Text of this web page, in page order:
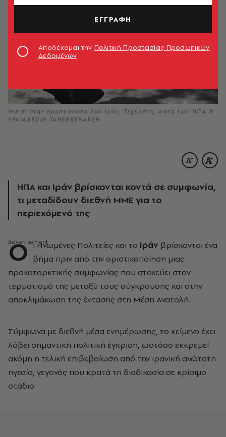
Mural στην πρωτεύουσα του Ιράν, Τεχεράνη, κατά των ΗΠΑ ©
EPA/ABEDIN TAHERKENAREH
ΗΠΑ και Ιράν βρίσκονται κοντά σε συμφωνία,
τι μεταδίδουν διεθνή ΜΜΕ για το
περιεχόμενό της
Ο ι Ηνωμένες Πολιτείες και το Ιράν βρίσκονται ένα
βήμα πριν από την οριστικοποίηση μιας
προκαταρκτικής συμφωνίας που στοχεύει στον
τερματισμό της μεταξύ τους σύγκρουσης και στην
αποκλιμάκωση της έντασης στη Μέση Ανατολή.
Σύμφωνα με διεθνή μέσα ενημέρωσης, το κείμενο έχει
λάβει σημαντική πολιτική έγκριση, ωστόσο εκκρεμεί
ακόμη η τελική επιβεβαίωση από την ιρανική ανώτατη
ηγεσία, γεγονός που κρατά τη διαδικασία σε κρίσιμο
στάδιο.
ΕΓΓΡΑΦΗ
Αποδέχομαι την Πολιτική Προστασίας Προσωπικών
Δεδομένων